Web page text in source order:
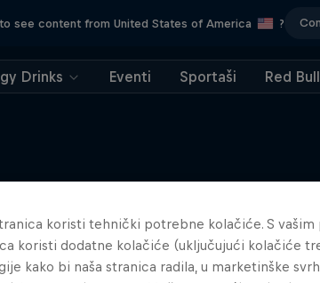
see content from United States of America ?
Drinks Eventi Sportaši Red
Sličan sadržaj
koristi tehnički potrebne kolačiće. S vašim
koristi dodatne kolačiće (uključujući kolačiće
kako bi naša stranica radila, u marketinške